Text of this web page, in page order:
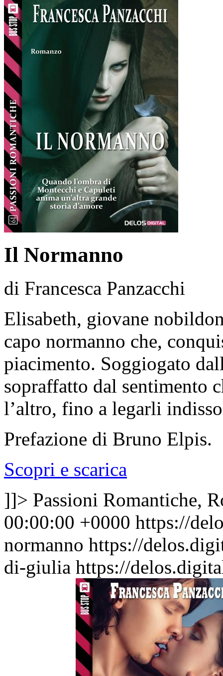
Il Normanno
di Francesca Panzacchi
Elisabeth, giovane
capo normanno che,
piacimento. Soggiogato
sopraffatto dal sentimento
l’altro, fino a legarli
Prefazione di Bruno Elpis.
Scopri e scarica
]]> Passioni Romantiche,
00:00:00 +0000 https://
normanno https://
di-giulia https://